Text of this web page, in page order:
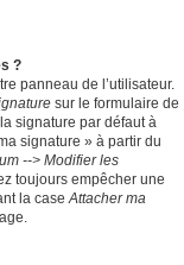
?
panneau de l’utilisateur.
sur le formulaire de
signature par défaut à
signature » à partir du
--> Modifier les
toujours empêcher une
la caseAttacher ma